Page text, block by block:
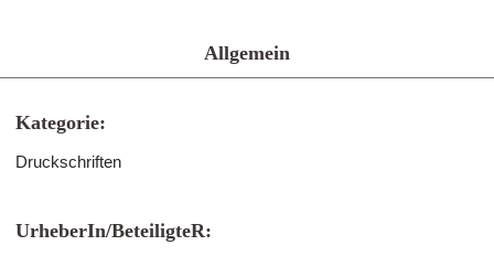
Allgemein
Kategorie:
Druckschriften
UrheberIn/BeteiligteR: